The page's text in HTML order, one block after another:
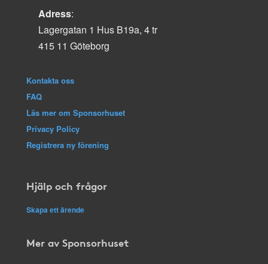
Adress:
Lagergatan 1 Hus B19a, 4 tr
415 11 Göteborg
Kontakta oss
FAQ
Läs mer om Sponsorhuset
Privacy Policy
Registrera ny förening
Hjälp och frågor
Skapa ett ärende
Mer av Sponsorhuset